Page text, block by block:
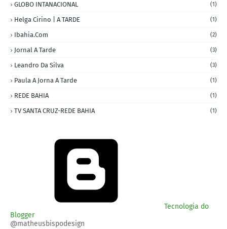
GLOBO INTANACIONAL (1)
Helga Cirino | A TARDE (1)
Ibahia.com (2)
Jornal A Tarde (3)
Leandro Da Silva (3)
Paula A Jorna A Tarde (1)
REDE BAHIA (1)
TV SANTA CRUZ-REDE BAHIA (1)
Tecnologia do
Blogger
@matheusbispodesign